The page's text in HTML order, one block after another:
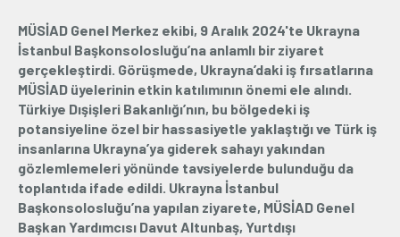
Üyelik
E-İşlemler
İletişim Hakkımızda Galeri
MÜSİAD Genel Merkez ekibi, 9 Aralık 2024'te Ukrayna
İstanbul Başkonsolosluğu’na anlamlı bir ziyaret
gerçekleştirdi. Görüşmede, Ukrayna’daki iş fırsatlarına
MÜSİAD üyelerinin etkin katılımının önemi ele alındı.
Türkiye Dışişleri Bakanlığı’nın, bu bölgedeki iş
potansiyeline özel bir hassasiyetle yaklaştığı ve Türk iş
insanlarına Ukrayna’ya giderek sahayı yakından
gözlemlemeleri yönünde tavsiyelerde bulunduğu da
toplantıda ifade edildi. Ukrayna İstanbul
Başkonsolosluğu’na yapılan ziyarete, MÜSİAD Genel
Başkan Yardımcısı Davut Altunbaş, Yurtdışı